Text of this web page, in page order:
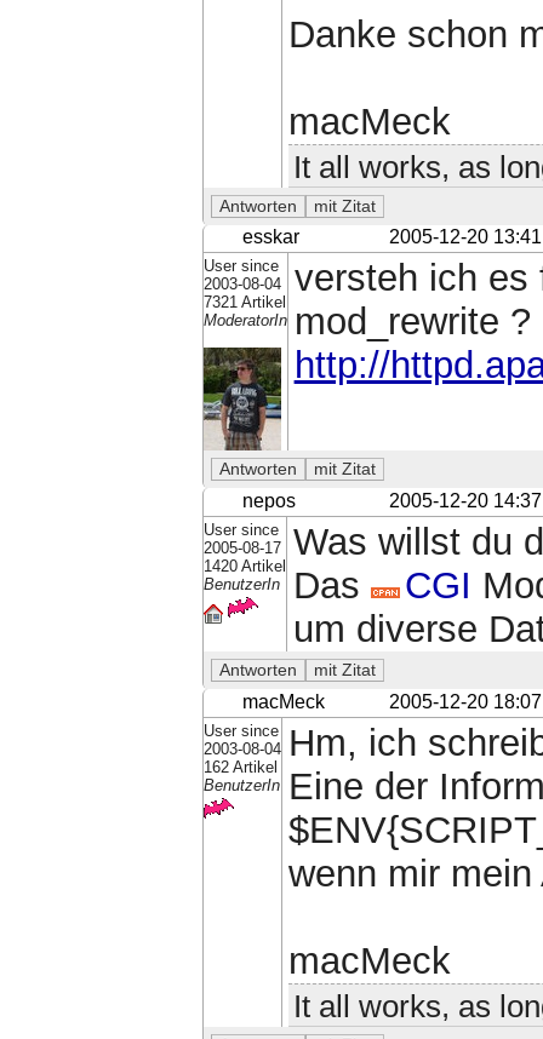
Danke schon
macMeck
It all works, as
esskar 2005-12-20 13:41
User since
2003-08-04
7321 Artikel
ModeratorIn
versteh ich es
mod_rewrite ?
http://
nepos 2005-12-20 14:37
User since
2005-08-17
1420 Artikel
BenutzerIn
Was willst du
Das
CGI
um diverse
macMeck 2005-12-20 18:07
User since
2003-08-04
162 Artikel
BenutzerIn
Hm, ich
Eine der
wenn mir
macMeck
It all works, as